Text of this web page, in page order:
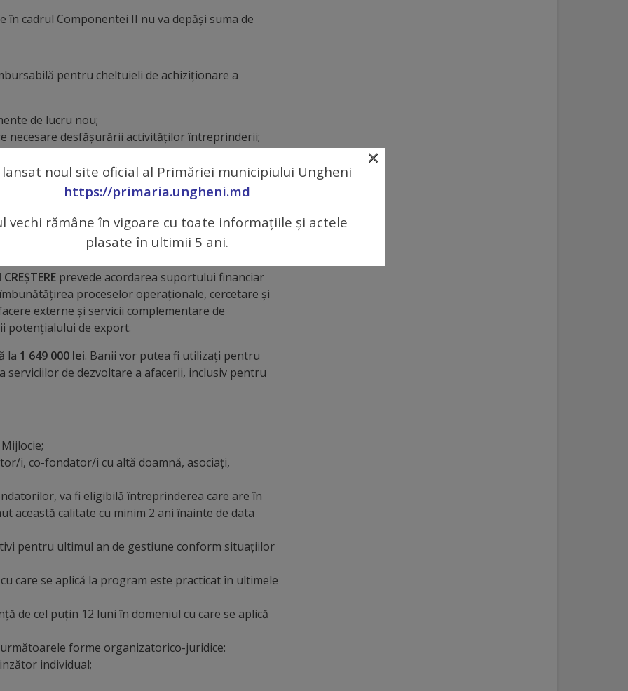
cadrul Componentei II nu va depăși suma de
pentru cheltuieli de achiziționare a
de lucru nou;
necesare desfășurării activităților întreprinderii;
și/sau extinderea spațiilor de desfășurare a
din mărirea grantului investițional);
întreprinderii;
pentru achiziționarea serviciilor de
prevede acordarea suportului financiar
proceselor operaționale, cercetare și
externe și servicii complementare de
potențialului de export.
la 1 649 000 lei. Banii vor putea fi utilizați pentru
de dezvoltare a afacerii, inclusiv pentru
i, co-fondator/i cu altă doamnă, asociați,
va fi eligibilă întreprinderea care are în
această calitate cu minim 2 ani înainte de data
pentru ultimul an de gestiune conform situațiilor
care se aplică la program este practicat în ultimele
de cel puțin 12 luni în domeniul cu care se aplică
forme organizatorico-juridice:
individual;
noul site oficial al Primăriei municipiului Ungheni
https://primaria.ungheni.md
vechi rămâne în vigoare cu toate informațiile și actele
plasate în ultimii 5 ani.
×